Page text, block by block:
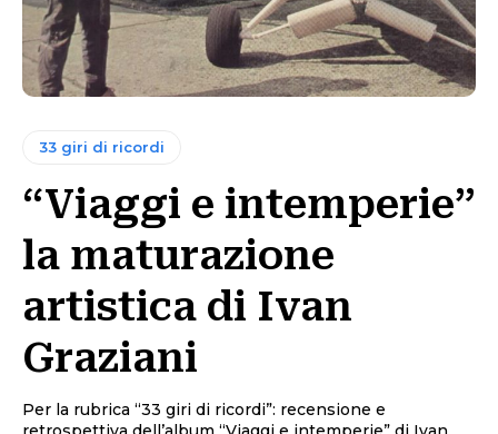
33 giri di ricordi
“Viaggi e intemperie”
la maturazione
artistica di Ivan
Graziani
Per la rubrica “33 giri di ricordi”: recensione e